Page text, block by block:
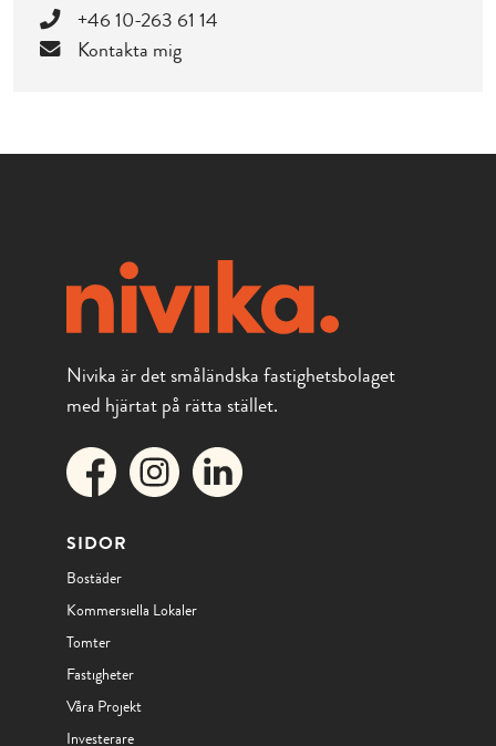
+46 10-263 61 14
Kontakta mig
Nivika är det småländska fastighetsbolaget
med hjärtat på rätta stället.
SIDOR
Bostäder
Kommersiella Lokaler
Tomter
Fastigheter
Våra Projekt
Investerare